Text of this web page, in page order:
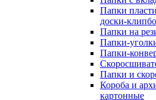
Папки
доски-
Папки на
Папки-
Папки-
Папки и
Короба и
картонные